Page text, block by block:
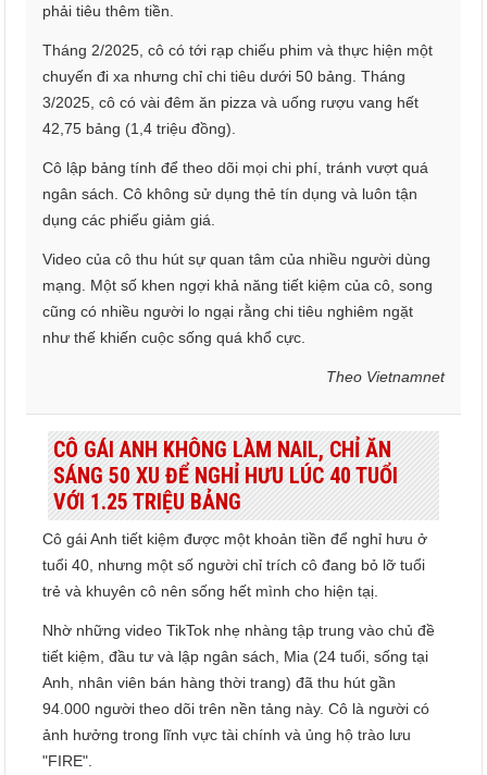
phải tiêu thêm tiền.
Tháng 2/2025, cô có tới rạp chiếu phim và thực hiện một
chuyến đi xa nhưng chỉ chi tiêu dưới 50 bảng. Tháng
3/2025, cô có vài đêm ăn pizza và uống rượu vang hết
42,75 bảng (1,4 triệu đồng).
Cô lập bảng tính để theo dõi mọi chi phí, tránh vượt quá
ngân sách. Cô không sử dụng thẻ tín dụng và luôn tận
dụng các phiếu giảm giá.
Video của cô thu hút sự quan tâm của nhiều người dùng
mạng. Một số khen ngợi khả năng tiết kiệm của cô, song
cũng có nhiều người lo ngại rằng chi tiêu nghiêm ngặt
như thế khiến cuộc sống quá khổ cực.
Theo Vietnamnet
CÔ GÁI ANH KHÔNG LÀM NAIL, CHỈ ĂN
SÁNG 50 XU ĐỂ NGHỈ HƯU LÚC 40 TUỔI
VỚI 1.25 TRIỆU BẢNG
Cô gái Anh tiết kiệm được một khoản tiền để nghỉ hưu ở
tuổi 40, nhưng một số người chỉ trích cô đang bỏ lỡ tuổi
trẻ và khuyên cô nên sống hết mình cho hiện tạị.
Nhờ những video TikTok nhẹ nhàng tập trung vào chủ đề
tiết kiệm, đầu tư và lập ngân sách, Mia (24 tuổi, sống tại
Anh, nhân viên bán hàng thời trang) đã thu hút gần
94.000 người theo dõi trên nền tảng này. Cô là người có
ảnh hưởng trong lĩnh vực tài chính và ủng hộ trào lưu
"FIRE".